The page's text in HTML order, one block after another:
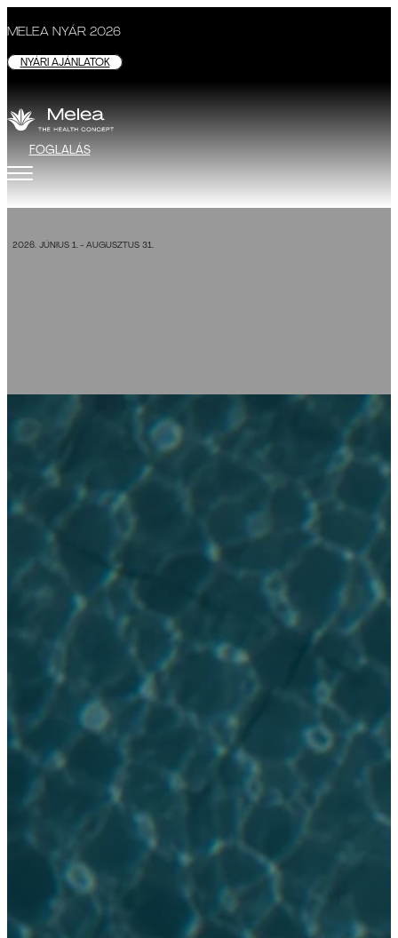
MELEA NYÁR 2026
NYÁRI AJÁNLATOK
FOGLALÁS
2026. JÚNIUS 1. - AUGUSZTUS 31.